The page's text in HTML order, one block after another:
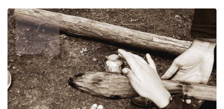
7
AOÛT
2026